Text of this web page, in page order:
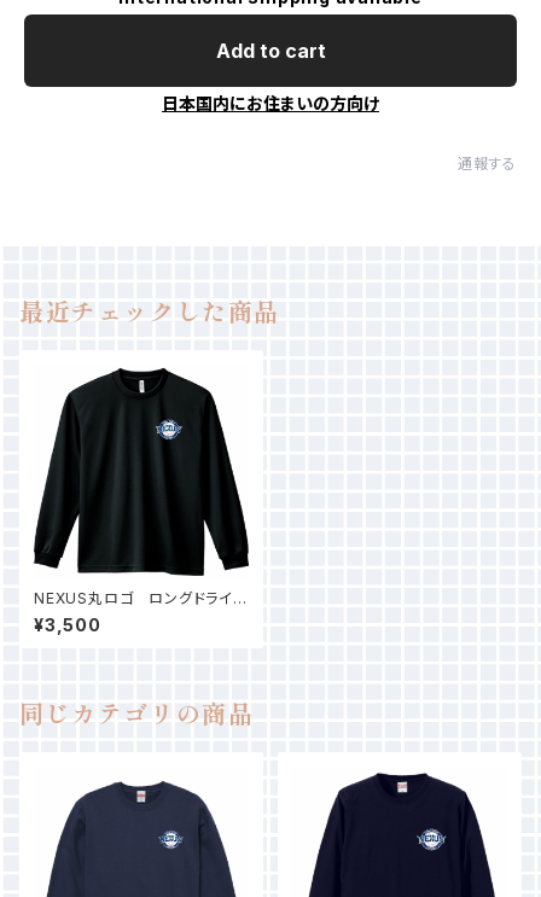
Add to cart
日本国内にお住まいの方向け
通報する
最近チェックした商品
NEXUS丸ロゴ ロングドライT
シャツ（ブラック）
¥3,500
同じカテゴリの商品